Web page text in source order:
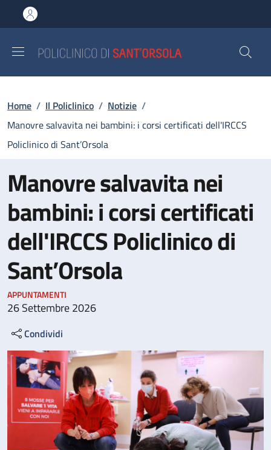
al contenuto principale
to footer content
Briciole di pane
Home / Il Policlinico / Notizie /
Manovre salvavita nei bambini: i corsi certificati dell'IRCCS
Policlinico di Sant’Orsola
Manovre salvavita nei
bambini: i corsi certificati
dell'IRCCS Policlinico di
Sant’Orsola
APPUNTAMENTI
26 Settembre 2026
Condividi